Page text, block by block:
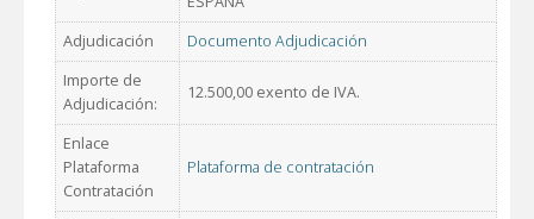
Adjudicación
Documento Adjudicación
Importe de
Adjudicación:
12.500,00 exento de IVA.
Enlace
Plataforma
Contratación
Plataforma de contratación